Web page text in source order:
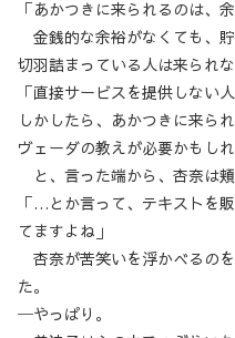
「あかつきに来られるのは、
金銭的な余裕がなくても、
切羽詰まっている人は来られな
「直接サービスを提供しない
しかしたら、あかつきに来ら
ヴェーダの教えが必要かもし
と、言った端から、杏奈は頬
「…とか言って、テキストを
てますよね」
杏奈が苦笑いを浮かべるの
た。
─やっぱり。